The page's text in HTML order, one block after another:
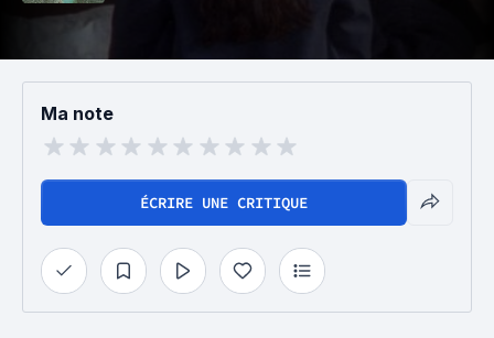
Ma note
ÉCRIRE UNE CRITIQUE